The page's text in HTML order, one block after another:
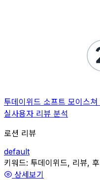
투데이위드 소프트 모이스
실사용자 리뷰 분석
로션 리뷰
default
관련
키워드: 투데이위드, 리뷰,
상세보기